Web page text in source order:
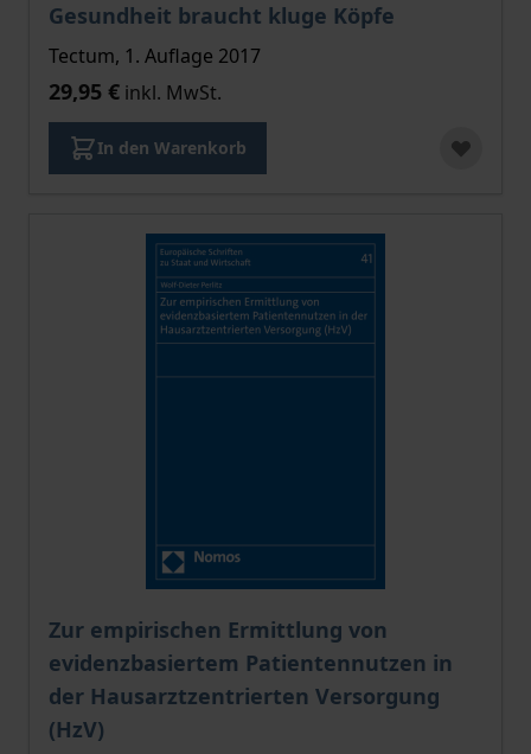
Gesundheit braucht kluge Köpfe
Tectum, 1. Auflage 2017
29,95 € inkl. MwSt.
In den Warenkorb
Zur empirischen Ermittlung von
evidenzbasiertem Patientennutzen in
der Hausarztzentrierten Versorgung
(HzV)
Der Preis dieses Titels richtet sich nach der